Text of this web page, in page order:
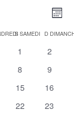
Mois
SSAMEDI D
0
1
0
2
0
8
0
9
0
15
0
16
0
22
0
23